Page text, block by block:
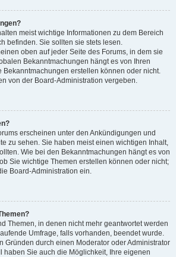
meist wichtige Informationen zu dem Bereich
befinden. Sie sollten sie stets lesen.
oben auf jeder Seite des Forums, in dem sie
Bekanntmachungen hängt es von Ihren
Bekanntmachungen erstellen können oder nicht.
von der Board-Administration vergeben.
erscheinen unter den Ankündigungen und
zu sehen. Sie haben meist einen wichtigen Inhalt,
Wie bei den Bekanntmachungen hängt es von
Sie wichtige Themen erstellen können oder nicht;
Board-Administration ein.
Themen, in denen nicht mehr geantwortet werden
Umfrage, falls vorhanden, beendet wurde.
Gründen durch einen Moderator oder Administrator
haben Sie auch die Möglichkeit, Ihre eigenen